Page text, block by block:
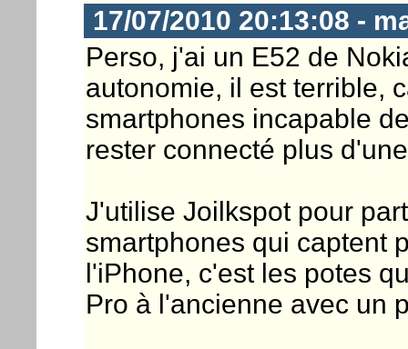
17/07/2010 20:13:08 -
Perso, j'ai un E52 de
autonomie, il est terrible,
smartphones incapable
rester connecté plus
J'utilise Joilkspot pour
smartphones qui captent
l'iPhone, c'est les potes
Pro à l'ancienne avec un